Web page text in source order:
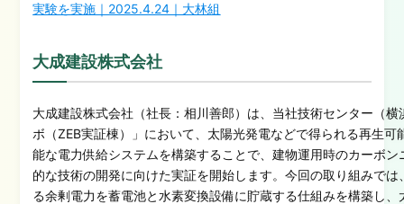
実験を実施｜2025.4.24｜大林組
大成建設株式会社
大成建設株式会社（社長：相川善郎）は、当社技術センター（
ボ（ZEB実証棟）」において、太陽光発電などで得られる再生
能な電力供給システムを構築することで、建物運用時のカーボ
的な技術の開発に向けた実証を開始します。今回の取り組みで
る余剰電力を蓄電池と水素変換設備に貯蔵する仕組みを構築し